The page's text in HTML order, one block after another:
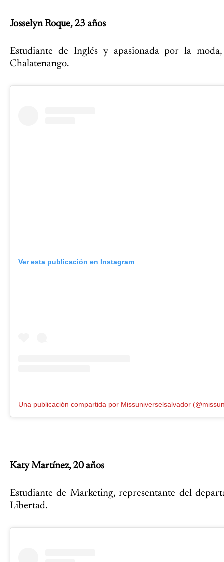
Josselyn Roque, 23 años
Estudiante de Inglés y apasionada por la
Chalatenango.
Ver esta publicación en Instagram
Katy Martínez, 20 años
Estudiante de Marketing, representante del
Libertad.